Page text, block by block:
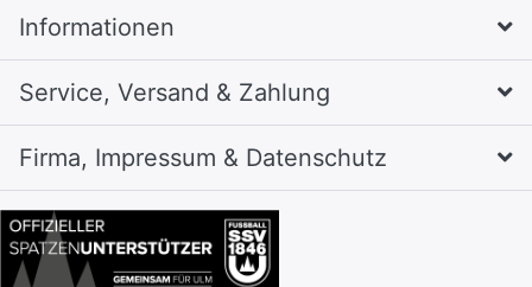
Informationen
Service, Versand & Zahlung
Firma, Impressum & Datenschutz